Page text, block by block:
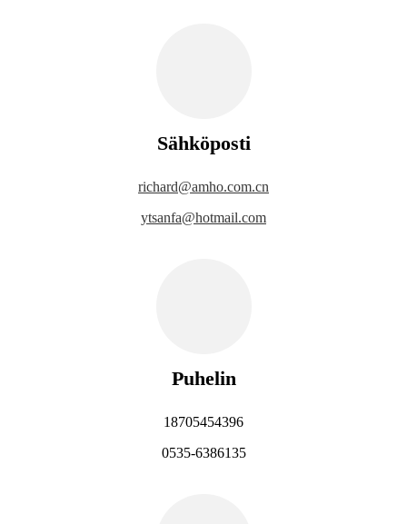
Sähköposti
richard@amho.com.cn
ytsanfa@hotmail.com
Puhelin
18705454396
0535-6386135